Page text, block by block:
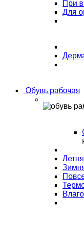
При
Для
Обувь рабочая